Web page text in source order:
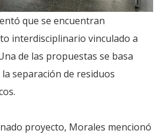
que se encuentran
interdisciplinario vinculado a
de las propuestas se basa
separación de residuos
proyecto, Morales mencionó